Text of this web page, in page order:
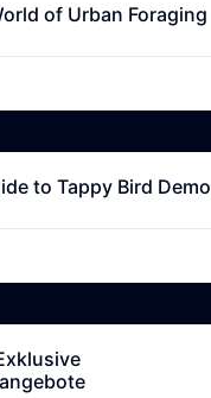
of Urban Foraging
to Tappy Bird Demo